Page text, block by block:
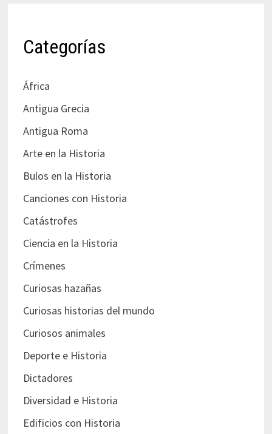
Categorías
África
Antigua Grecia
Antigua Roma
Arte en la Historia
Bulos en la Historia
Canciones con Historia
Catástrofes
Ciencia en la Historia
Crímenes
Curiosas hazañas
Curiosas historias del mundo
Curiosos animales
Deporte e Historia
Dictadores
Diversidad e Historia
Edificios con Historia